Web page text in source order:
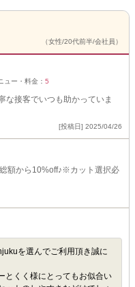
（女性/20代前半/会社員）
ュー・料金： 5
な接客でいつも助かっていま
[投稿日] 2025/04/26
額から10%off♪※カット選択必
を選んでご利用頂き誠に
とくく様にとってもお似合い